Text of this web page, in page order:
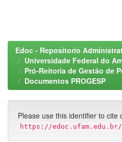
Edoc - Repositorio
Universidade Federal do
Pró-Reitoria de Gestão de
Documentos PROGESP
Please use this identifier to cite
https://edoc.ufam.edu.br/